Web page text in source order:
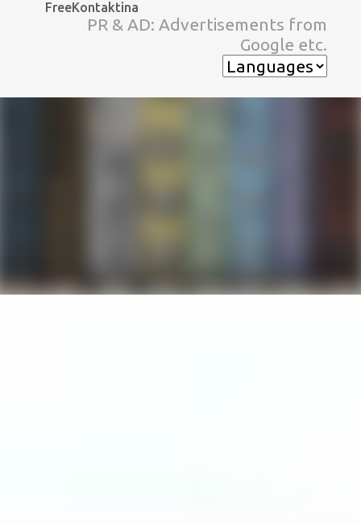
スキップしてメイン コンテンツに移動
FreeKontaktina
PR & AD: Advertisements from
Google etc.